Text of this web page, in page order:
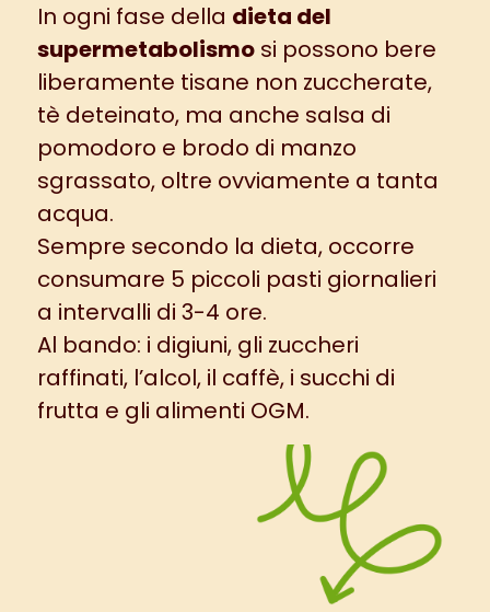
In ogni fase della dieta del
supermetabolismosi possono bere
liberamente tisane non zuccherate,
tè deteinato, ma anche salsa di
pomodoro e brodo di manzo
sgrassato, oltre ovviamente a tanta
acqua.
Sempre secondo la dieta, occorre
consumare 5 piccoli pasti giornalieri
a intervalli di 3-4 ore.
Al bando: i digiuni, gli zuccheri
raffinati, l’alcol, il caffè, i succhi di
frutta e gli alimenti OGM.